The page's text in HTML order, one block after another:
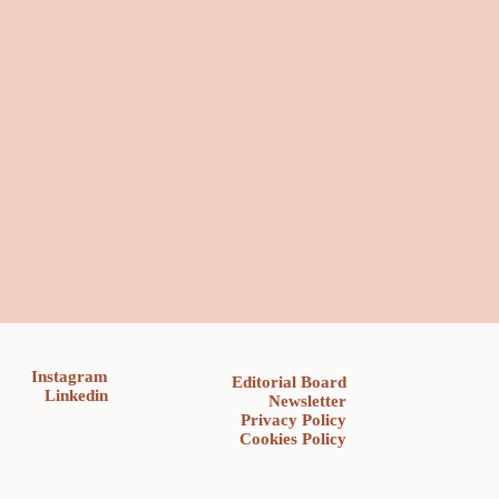
Instagram
Linkedin
Editorial Board
Newsletter
Privacy Policy
Cookies Policy